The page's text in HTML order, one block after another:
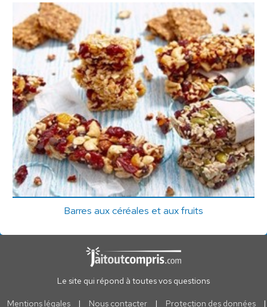
Barres aux céréales et aux fruits
Le site qui répond à toutes vos questions
Mentions légales | Nous contacter | Protection des données |